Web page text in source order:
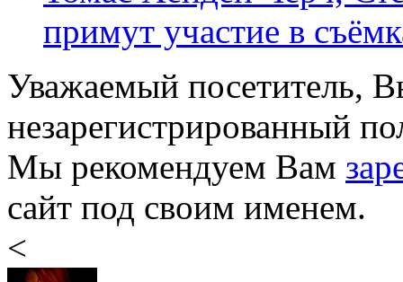
примут участие в
Уважаемый посетитель,
незарегистрированный
Мы рекомендуем Вам
сайт под своим именем.
<